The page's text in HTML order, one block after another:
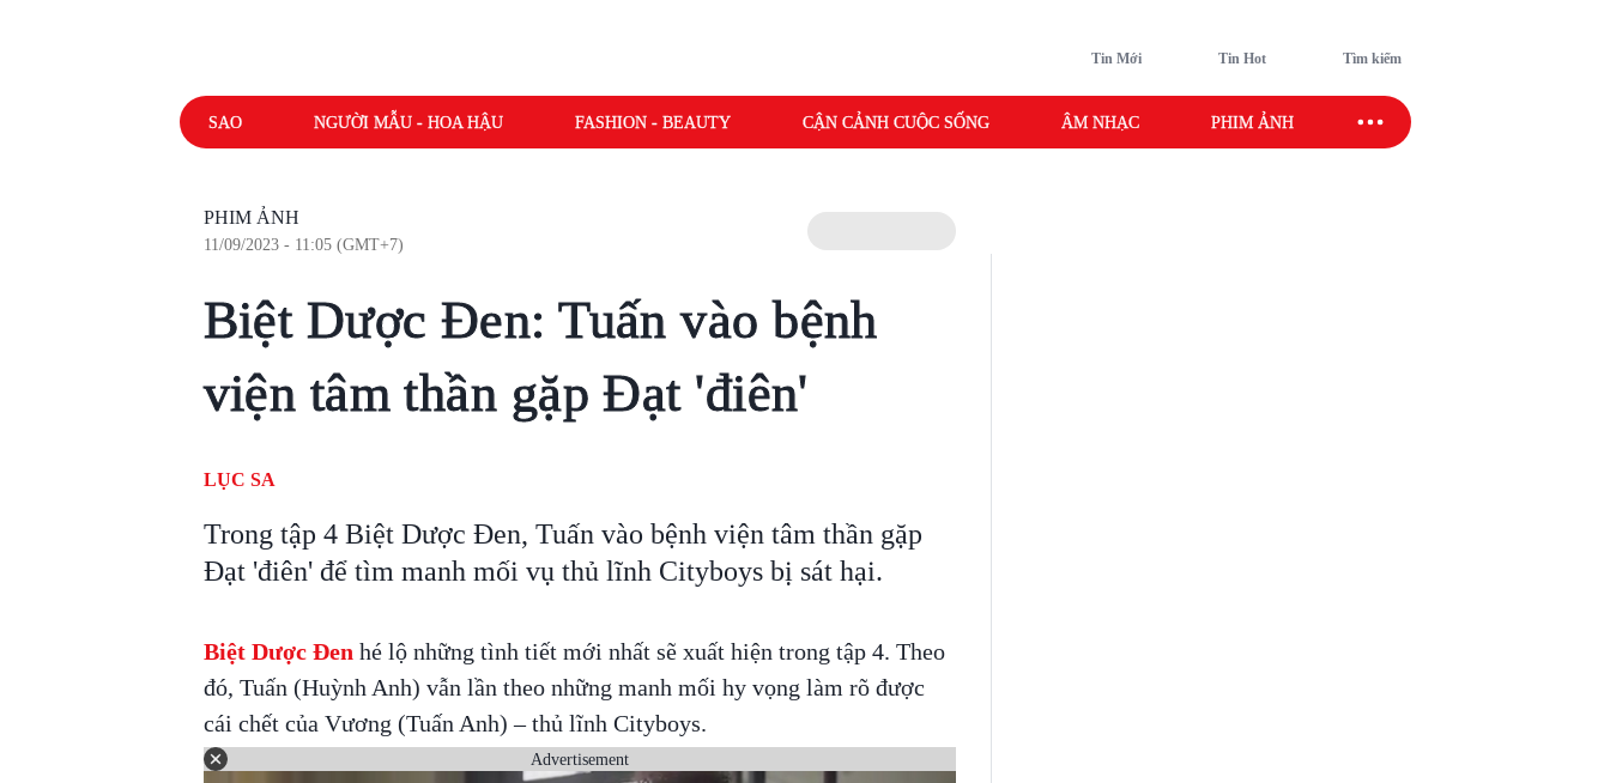
Tin Mới Tin Hot Tìm kiếm
SAO NGƯỜI MẪU - HOA HẬU FASHION - BEAUTY CẬN CẢNH CUỘC SỐNG ÂM NHẠC PHIM ẢNH SAO SPORT
PHIM ẢNH
11/09/2023 - 11:05 (GMT+7)
Biệt Dược Đen: Tuấn vào bệnh
viện tâm thần gặp Đạt 'điên'
LỤC SA
Trong tập 4 Biệt Dược Đen, Tuấn vào bệnh viện tâm thần gặp
Đạt 'điên' để tìm manh mối vụ thủ lĩnh Cityboys bị sát hại.
Biệt Dược Đen hé lộ những tình tiết mới nhất sẽ xuất hiện trong tập 4. Theo
đó, Tuấn (Huỳnh Anh) vẫn lần theo những manh mối hy vọng làm rõ được
cái chết của Vương (Tuấn Anh) – thủ lĩnh Cityboys.
Advertisement